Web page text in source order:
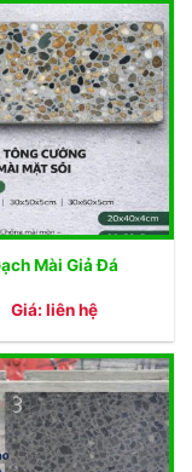
Mài Giả Đá
Giá: liên hệ